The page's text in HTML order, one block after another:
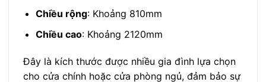
Chiều rộng: Khoảng 810mm
Chiều cao: Khoảng 2120mm
Đây là kích thước được nhiều gia đình lựa chọn
cho cửa chính hoặc cửa phòng ngủ, đảm bảo sự